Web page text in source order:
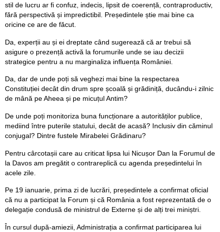
stil de lucru ar fi confuz, indecis, lipsit de coerență, contraproductiv,
fără perspectivă și impredictibil. Președintele știe mai bine ca
oricine ce are de făcut.
Da, experții au și ei dreptate când sugerează că ar trebui să
asigure o prezență activă la forumurile unde se iau decizii
strategice pentru a nu marginaliza influența României.
Da, dar de unde poți să veghezi mai bine la respectarea
Constituției decât din drum spre școală și grădiniță, ducându-i zilnic
de mână pe Aheea și pe micuțul Antim?
De unde poți monitoriza buna funcționare a autorităților publice,
mediind între puterile statului, decât de acasă? Inclusiv din căminul
conjugal? Dintre fustele Mirabelei Grădinaru?
Pentru cârcotașii care au criticat lipsa lui Nicușor Dan la Forumul de
la Davos am pregătit o contrareplică cu agenda președintelui în
acele zile.
Pe 19 ianuarie, prima zi de lucrări, președintele a confirmat oficial
că nu a participat la Forum și că România a fost reprezentată de o
delegație condusă de ministrul de Externe și de alți trei miniștri.
În cursul după-amiezii, Administrația a confirmat participarea lui